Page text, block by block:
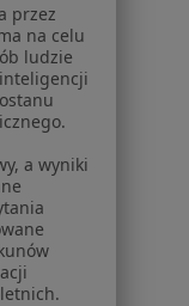
przez
na celu
ludzie
a wyniki